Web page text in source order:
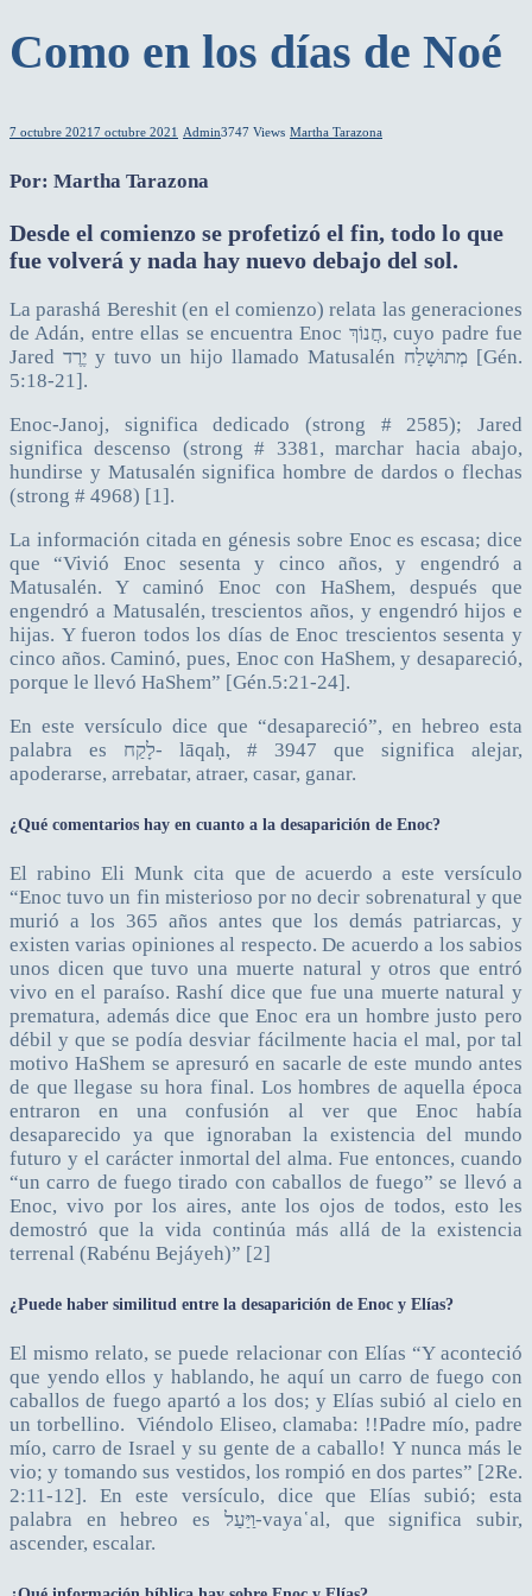
Como en los días de Noé
7 octubre 20217 octubre 2021 Admin3747 Views Martha Tarazona
Por: Martha Tarazona
Desde el comienzo se profetizó el fin, todo lo que
fue volverá y nada hay nuevo debajo del sol.
La parashá Bereshit (en el comienzo) relata las generaciones
de Adán, entre ellas se encuentra Enoc חֲנוֹךְ, cuyo padre fue
Jared יֶרֶד y tuvo un hijo llamado Matusalén מְתוּשָׁלַח [Gén.
5:18-21].
Enoc-Janoj, significa dedicado (strong # 2585); Jared
significa descenso (strong # 3381, marchar hacia abajo,
hundirse y Matusalén significa hombre de dardos o flechas
(strong # 4968) [1].
La información citada en génesis sobre Enoc es escasa; dice
que “Vivió Enoc sesenta y cinco años, y engendró a
Matusalén. Y caminó Enoc con HaShem, después que
engendró a Matusalén, trescientos años, y engendró hijos e
hijas. Y fueron todos los días de Enoc trescientos sesenta y
cinco años. Caminó, pues, Enoc con HaShem, y desapareció,
porque le llevó HaShem” [Gén.5:21-24].
En este versículo dice que “desapareció”, en hebreo esta
palabra es לָקַח- lāqaḥ, # 3947 que significa alejar,
apoderarse, arrebatar, atraer, casar, ganar.
¿Qué comentarios hay en cuanto a la desaparición de Enoc?
El rabino Eli Munk cita que de acuerdo a este versículo
“Enoc tuvo un fin misterioso por no decir sobrenatural y que
murió a los 365 años antes que los demás patriarcas, y
existen varias opiniones al respecto. De acuerdo a los sabios
unos dicen que tuvo una muerte natural y otros que entró
vivo en el paraíso. Rashí dice que fue una muerte natural y
prematura, además dice que Enoc era un hombre justo pero
débil y que se podía desviar fácilmente hacia el mal, por tal
motivo HaShem se apresuró en sacarle de este mundo antes
de que llegase su hora final. Los hombres de aquella época
entraron en una confusión al ver que Enoc había
desaparecido ya que ignoraban la existencia del mundo
futuro y el carácter inmortal del alma. Fue entonces, cuando
“un carro de fuego tirado con caballos de fuego” se llevó a
Enoc, vivo por los aires, ante los ojos de todos, esto les
demostró que la vida continúa más allá de la existencia
terrenal (Rabénu Bejáyeh)” [2]
¿Puede haber similitud entre la desaparición de Enoc y Elías?
El mismo relato, se puede relacionar con Elías “Y aconteció
que yendo ellos y hablando, he aquí un carro de fuego con
caballos de fuego apartó a los dos; y Elías subió al cielo en
un torbellino. Viéndolo Eliseo, clamaba: !!Padre mío, padre
mío, carro de Israel y su gente de a caballo! Y nunca más le
vio; y tomando sus vestidos, los rompió en dos partes” [2Re.
2:11-12]. En este versículo, dice que Elías subió; esta
palabra en hebreo es וַיַּעַל-vaya῾al, que significa subir,
ascender, escalar.